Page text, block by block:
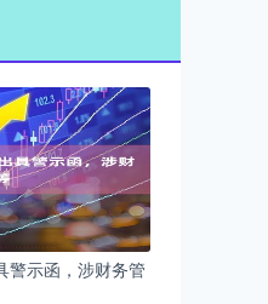
警示函，涉财务管